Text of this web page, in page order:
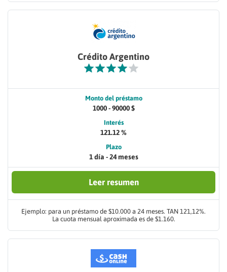
Crédito Argentino
Monto del préstamo
1000 - 90000 $
Interés
121.12 %
Plazo
1 día - 24 meses
Leer resumen
Ejemplo: para un préstamo de $10.000 a 24 meses. TAN 121,12%.
La cuota mensual aproximada es de $1.160.